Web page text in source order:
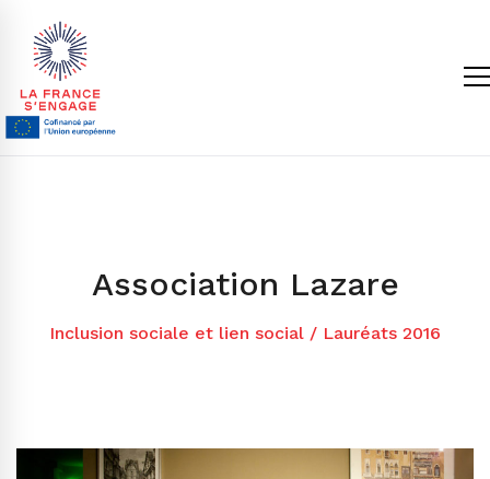
Association Lazare
Inclusion sociale et lien social / Lauréats 2016